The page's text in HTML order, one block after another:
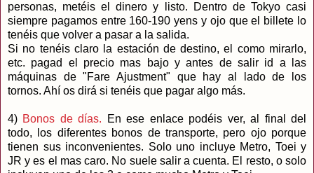
personas, metéis el dinero y listo. Dentro de Tokyo casi
siempre pagamos entre 160-190 yens y ojo que el billete lo
tenéis que volver a pasar a la salida.
Si no tenéis claro la estación de destino, el como mirarlo,
etc. pagad el precio mas bajo y antes de salir id a las
máquinas de "Fare Ajustment" que hay al lado de los
tornos. Ahí os dirá si tenéis que pagar algo más.
4) Bonos de días. En ese enlace podéis ver, al final del
todo, los diferentes bonos de transporte, pero ojo porque
tienen sus inconvenientes. Solo uno incluye Metro, Toei y
JR y es el mas caro. No suele salir a cuenta. El resto, o solo